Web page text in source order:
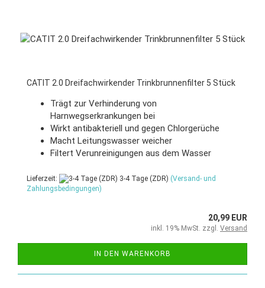
CATIT 2.0 Dreifachwirkender Trinkbrunnenfilter 5 Stück
Trägt zur Verhinderung von
Harnwegserkrankungen bei
Wirkt antibakteriell und gegen Chlorgerüche
Macht Leitungswasser weicher
Filtert Verunreinigungen aus dem Wasser
Lieferzeit: 3-4 Tage (ZDR) (Versand- und
Zahlungsbedingungen)
20,99 EUR
inkl. 19% MwSt. zzgl. Versand
IN DEN WARENKORB